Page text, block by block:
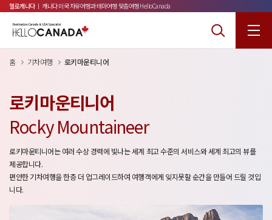
헬로캐나다 ㅣ 캐나다 미국 자유여행과 테마여행 맞춤여행 HelloCanada
홈 기차여행 로키마운티니어
로키마운티니어
Rocky Mountaineer
로키마운티니어는 여러 수상 경력에 빛나는 세계 최고 수준의 서비스와 세계 최고의 뷰를
제공합니다.
편안한 기차여행을 한층 더 업그레이드하여 여행객에게 잊지못할 순간을 만들어 드릴 것입
니다.